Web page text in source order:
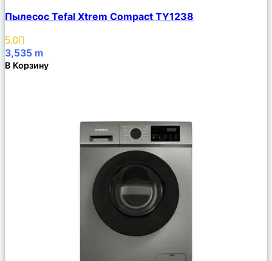
Описание
Избранное
Пылесос Tefal Xtrem Compact TY1238
5.0
3,535 m
В Корзину